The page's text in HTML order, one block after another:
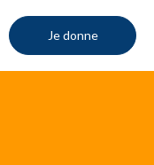
Je donne